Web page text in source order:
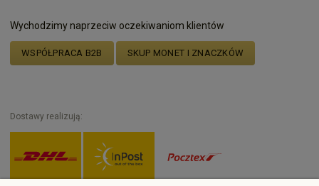
Wychodzimy naprzeciw oczekiwaniom klientów
WSPÓŁPRACA B2B SKUP MONET I ZNACZKÓW
Dostawy realizują: